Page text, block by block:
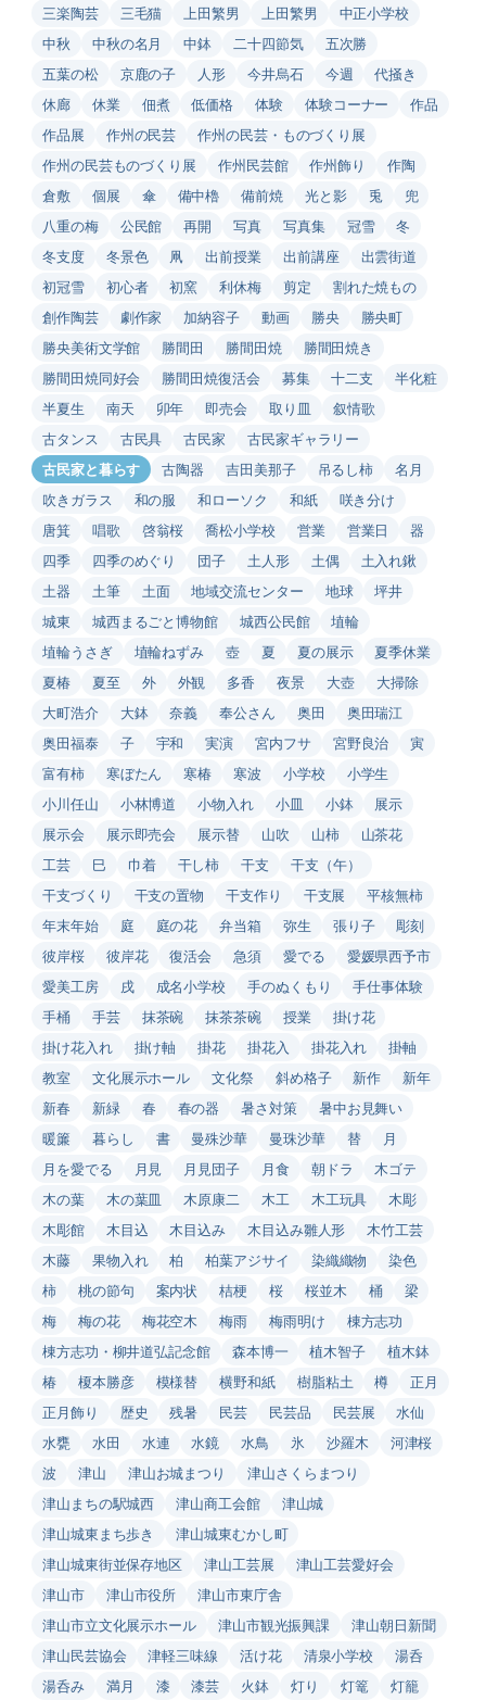
三楽陶芸
三毛猫 上田繁男 上田繁男
中正小学校
中秋
中秋の名月 中鉢 二十四節気
五次勝
五葉の松
京鹿の子 人形 今井烏石 今週
代掻き
休廊
休業 佃煮 低価格 体験 体験コーナー
作品
作品展
作州の民芸
作州の民芸・ものづくり展
作州の民芸ものづくり展
作州民芸館 作州飾り
作陶
倉敷
個展 傘 備中櫓 備前焼 光と影 兎
兜
八重の梅
公民館 再開 写真 写真集 冠雪
冬
冬支度
冬景色 凧 出前授業 出前講座
出雲街道
初冠雪
初心者 初窯 利休梅 剪定
割れた焼もの
創作陶芸
劇作家 加納容子 動画 勝央
勝央町
勝央美術文学館
勝間田 勝間田焼
勝間田焼き
勝間田焼同好会
勝間田焼復活会 募集 十二支
半化粧
半夏生
南天 卯年 即売会 取り皿
叙情歌
古タンス
古民具 古民家
古民家ギャラリー
古民家と暮らす
古陶器 吉田美那子 吊るし柿
名月
吹きガラス
和の服 和ローソク 和紙
咲き分け
唐箕
唱歌 啓翁桜 喬松小学校 営業 営業日
器
四季
四季のめぐり 団子 土人形 土偶
土入れ鍬
土器
土筆 土面 地域交流センター 地球
坪井
城東
城西まるごと博物館 城西公民館
埴輪
埴輪うさぎ
埴輪ねずみ 壺 夏 夏の展示
夏季休業
夏椿
夏至 外 外観 多香 夜景 大壺
大掃除
大町浩介
大鉢 奈義 奉公さん 奥田
奥田瑞江
奥田福泰
子 宇和 実演 宮内フサ 宮野良治
寅
富有柿
寒ぼたん 寒椿 寒波 小学校
小学生
小川任山
小林博道 小物入れ 小皿 小鉢
展示
展示会
展示即売会 展示替 山吹 山柿
山茶花
工芸
巳 巾着 干し柿 干支
干支（午）
干支づくり
干支の置物 干支作り 干支展
平核無柿
年末年始
庭 庭の花 弁当箱 弥生 張り子
彫刻
彼岸桜
彼岸花 復活会 急須 愛でる
愛媛県西予市
愛美工房
戌 成名小学校 手のぬくもり
手仕事体験
手桶
手芸 抹茶碗 抹茶茶碗 授業
掛け花
掛け花入れ
掛け軸 掛花 掛花入 掛花入れ
掛軸
教室
文化展示ホール 文化祭 斜め格子 新作
新年
新春
新緑 春 春の器 暑さ対策
暑中お見舞い
暖簾
暮らし 書 曼殊沙華 曼珠沙華 替
月
月を愛でる
月見 月見団子 月食 朝ドラ
木ゴテ
木の葉
木の葉皿 木原康二 木工 木工玩具
木彫
木彫館
木目込 木目込み 木目込み雛人形
木竹工芸
木藤
果物入れ 柏 柏葉アジサイ 染織織物
染色
柿
桃の節句 案内状 桔梗 桜 桜並木 桶
梁
梅
梅の花 梅花空木 梅雨 梅雨明け
棟方志功
棟方志功・柳井道弘記念館
森本博一 植木智子
植木鉢
椿
榎本勝彦 模様替 横野和紙 樹脂粘土 樽
正月
正月飾り
歴史 残暑 民芸 民芸品 民芸展
水仙
水甕
水田 水連 水鏡 水鳥 氷 沙羅木
河津桜
波
津山 津山お城まつり
津山さくらまつり
津山まちの駅城西
津山商工会館
津山城
津山城東まち歩き
津山城東むかし町
津山城東街並保存地区
津山工芸展
津山工芸愛好会
津山市
津山市役所
津山市東庁舎
津山市立文化展示ホール
津山市観光振興課
津山朝日新聞
津山民芸協会
津軽三味線 活け花 清泉小学校
湯呑
湯呑み
満月 漆 漆芸 火鉢 灯り 灯篭 灯籠